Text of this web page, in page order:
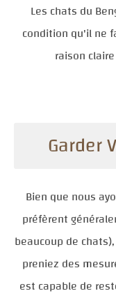
Les chats du
condition qu'il ne
raison
Garder
Bien que nous
préfèrent
beaucoup de
preniez des
est capable de